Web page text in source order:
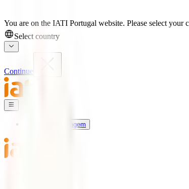
You are on the IATI Portugal website. Please select
Select country
Continue
Seguros de Viagem